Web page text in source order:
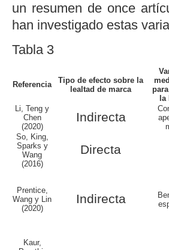
un resumen de once
han investigado estas
Tabla 3
Referencia
Tipo de efecto sobre la
lealtad de marca
la
Li, Teng y
Chen
(2020)
Indirecta
So, King,
Sparks y
Wang
(2016)
Directa
Prentice,
Wang y Lin
(2020)
Indirecta
Kaur,